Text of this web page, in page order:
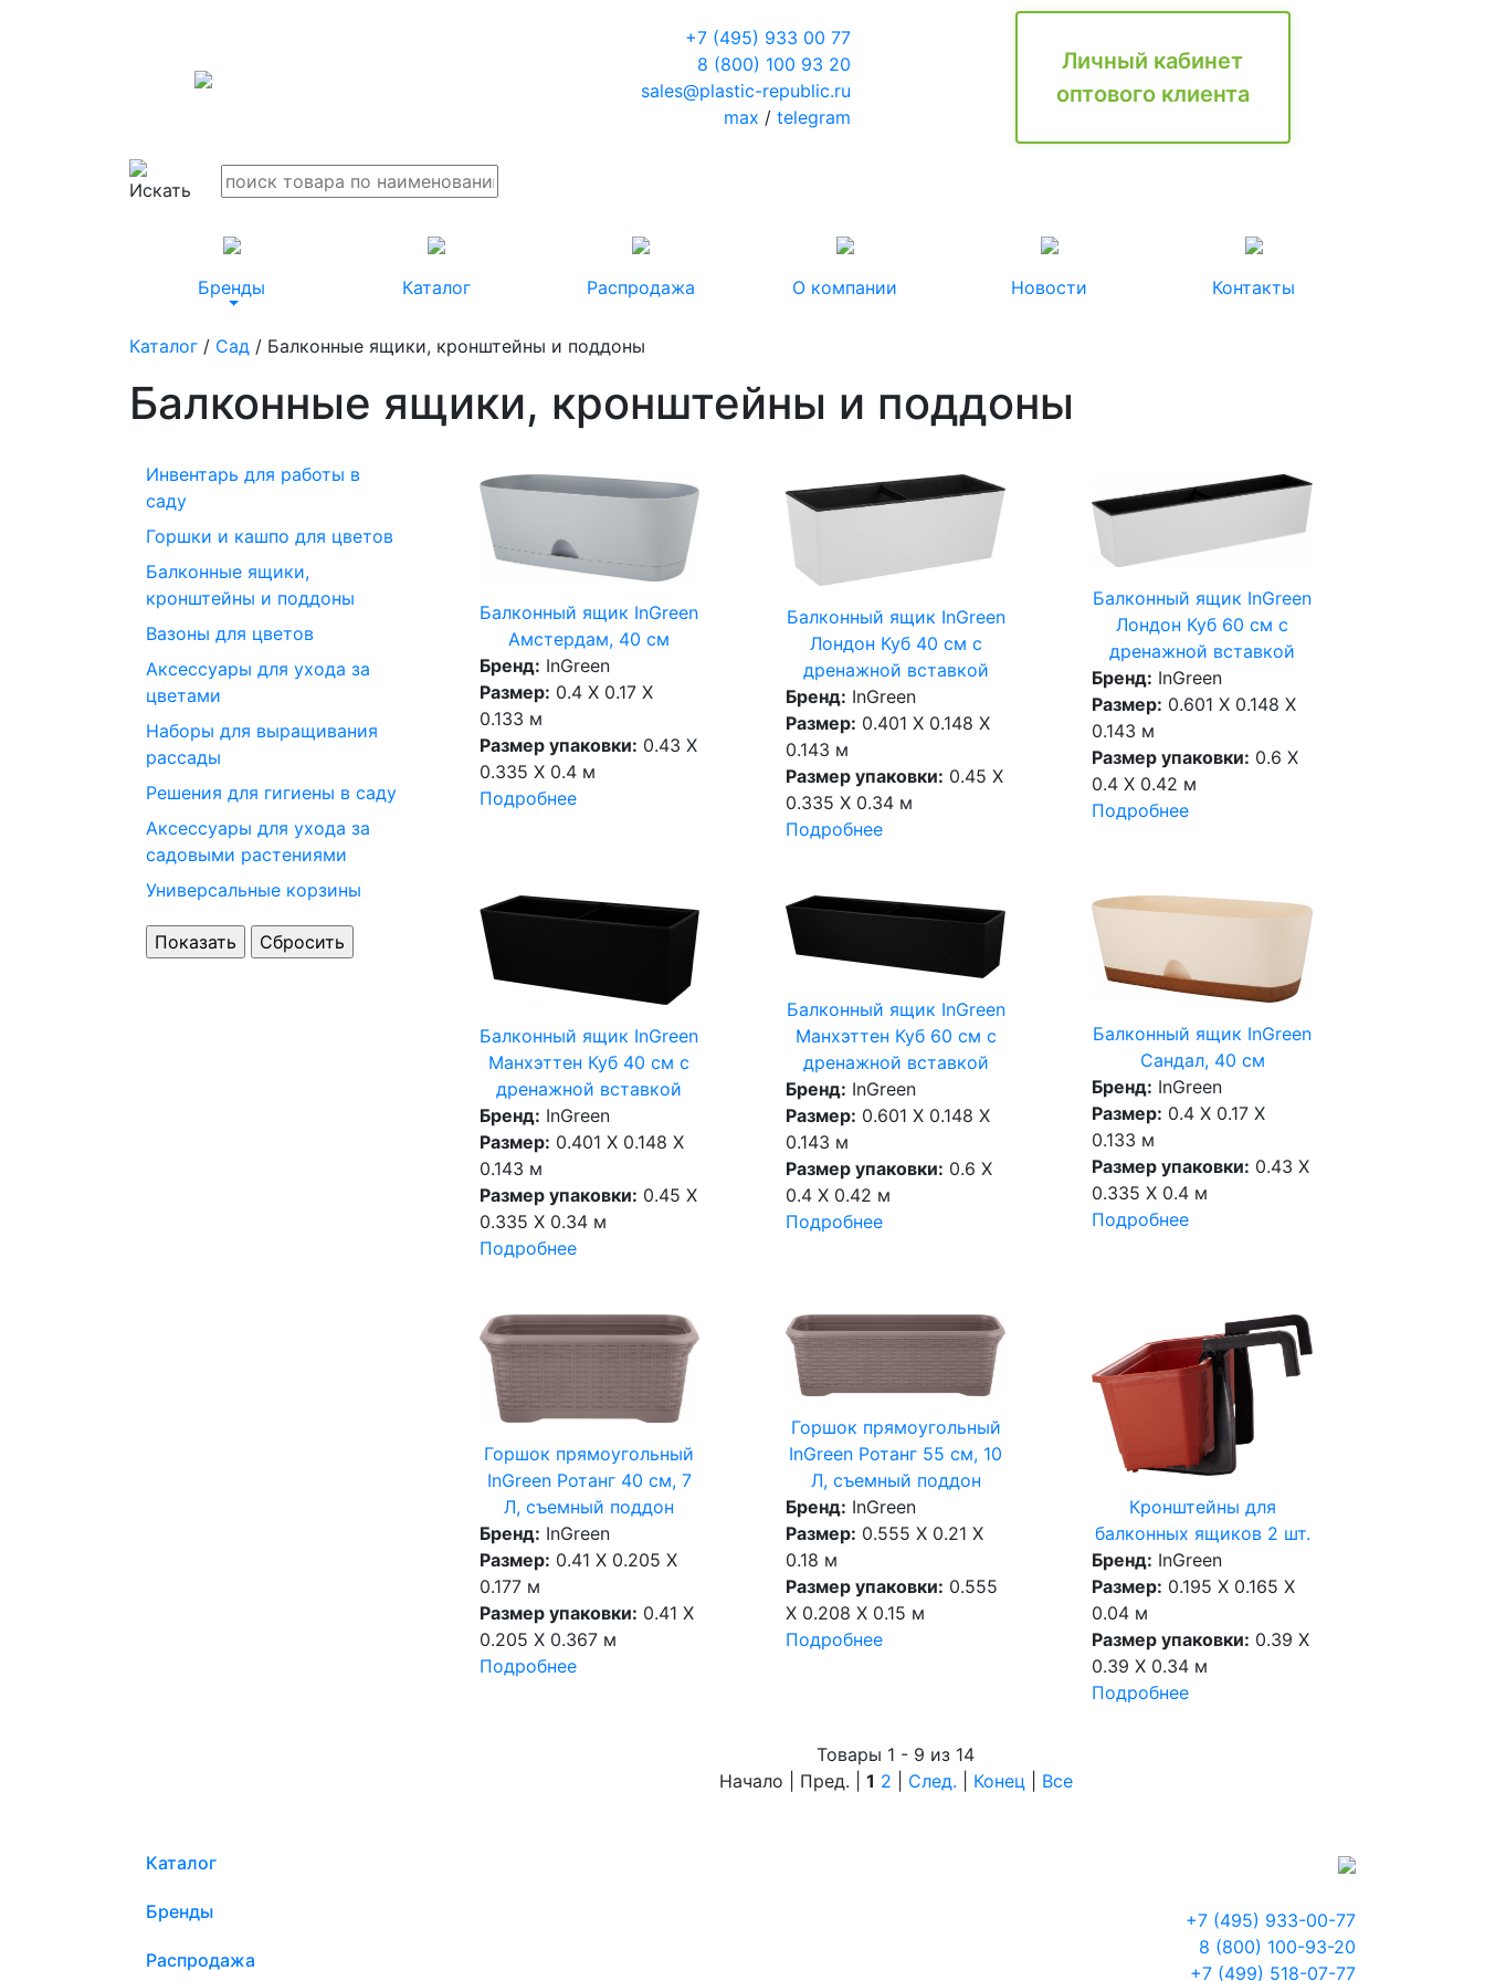
+7 (495) 933 00 77
8 (800) 100 93 20
sales@plastic-republic.ru
max / telegram
Личный кабинет
оптового клиента
Бренды Каталог Распродажа О компании Новости Контакты
Каталог / Сад / Балконные ящики, кронштейны и поддоны
Балконные ящики, кронштейны и поддоны
Инвентарь для работы в
саду
Горшки и кашпо для цветов
Балконные ящики,
кронштейны и поддоны
Вазоны для цветов
Аксессуары для ухода за
цветами
Наборы для выращивания
рассады
Решения для гигиены в саду
Аксессуары для ухода за
садовыми растениями
Универсальные корзины
Балконный ящик InGreen
Амстердам, 40 см
Бренд: InGreen
Размер: 0.4 X 0.17 X
0.133 м
Размер упаковки: 0.43 X
0.335 X 0.4 м
Подробнее
Балконный ящик InGreen
Лондон Куб 40 см c
дренажной вставкой
Бренд: InGreen
Размер: 0.401 X 0.148 X
0.143 м
Размер упаковки: 0.45 X
0.335 X 0.34 м
Подробнее
Балконный ящик InGreen
Лондон Куб 60 см c
дренажной вставкой
Бренд: InGreen
Размер: 0.601 X 0.148 X
0.143 м
Размер упаковки: 0.6 X
0.4 X 0.42 м
Подробнее
Балконный ящик InGreen
Манхэттен Куб 40 см c
дренажной вставкой
Бренд: InGreen
Размер: 0.401 X 0.148 X
0.143 м
Размер упаковки: 0.45 X
0.335 X 0.34 м
Подробнее
Балконный ящик InGreen
Манхэттен Куб 60 см c
дренажной вставкой
Бренд: InGreen
Размер: 0.601 X 0.148 X
0.143 м
Размер упаковки: 0.6 X
0.4 X 0.42 м
Подробнее
Балконный ящик InGreen
Сандал, 40 см
Бренд: InGreen
Размер: 0.4 X 0.17 X
0.133 м
Размер упаковки: 0.43 X
0.335 X 0.4 м
Подробнее
Горшок прямоугольный
InGreen Ротанг 40 см, 7
Л, съемный поддон
Бренд: InGreen
Размер: 0.41 X 0.205 X
0.177 м
Размер упаковки: 0.41 X
0.205 X 0.367 м
Подробнее
Горшок прямоугольный
InGreen Ротанг 55 см, 10
Л, съемный поддон
Бренд: InGreen
Размер: 0.555 X 0.21 X
0.18 м
Размер упаковки: 0.555
X 0.208 X 0.15 м
Подробнее
Кронштейны для
балконных ящиков 2 шт.
Бренд: InGreen
Размер: 0.195 X 0.165 X
0.04 м
Размер упаковки: 0.39 X
0.39 X 0.34 м
Подробнее
Товары 1 - 9 из 14
Начало | Пред. | 1 2 След. Конец Все
Каталог
Бренды
Распродажа
+7 (495) 933-00-77
8 (800) 100-93-20
+7 (499) 518-07-77